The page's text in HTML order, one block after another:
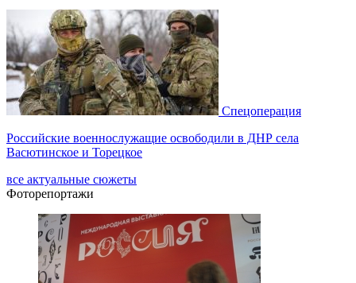
Спецоперация
Российские военнослужащие освободили в ДНР села
Васютинское и Торецкое
все актуальные сюжеты
Фоторепортажи